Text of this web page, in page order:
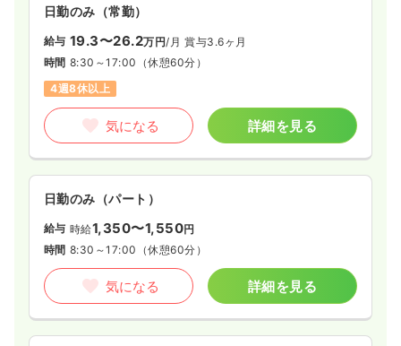
日勤のみ（常勤）
給与 19.3〜26.2万円/月 賞与3.6ヶ月
時間 8:30～17:00 （休憩60分）
4週8休以上
気になる 詳細を見る
日勤のみ（パート）
給与 時給1,350〜1,550円
時間 8:30～17:00 （休憩60分）
気になる 詳細を見る